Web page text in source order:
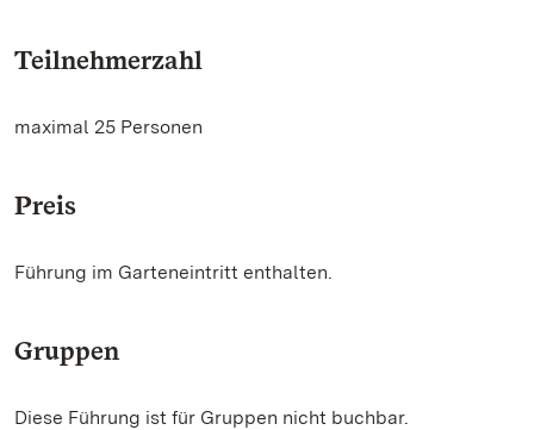
Teilnehmerzahl
maximal 25 Personen
Preis
Führung im Garteneintritt enthalten.
Gruppen
Diese Führung ist für Gruppen nicht buchbar.